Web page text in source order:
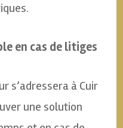
en cas de litiges
s’adressera à Cuir
une solution